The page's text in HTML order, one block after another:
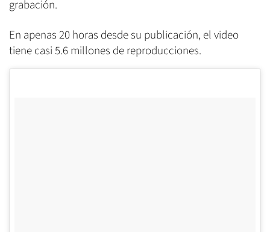
grabación.
En apenas 20 horas desde su publicación, el video
tiene casi 5.6 millones de reproducciones.